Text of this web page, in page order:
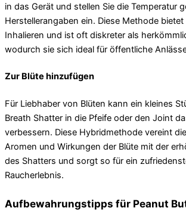
in das Gerät und stellen Sie die Temperatur
Herstellerangaben ein. Diese Methode
Inhalieren und ist oft diskreter als
wodurch sie sich ideal für öffentliche
Zur Blüte hinzufügen
Für Liebhaber von Blüten kann ein kleines
Breath Shatter in die Pfeife oder den Joint
verbessern. Diese Hybridmethode vereint
Aromen und Wirkungen der Blüte mit der
des Shatters und sorgt so für ein
Raucherlebnis.
Aufbewahrungstipps für Peanut